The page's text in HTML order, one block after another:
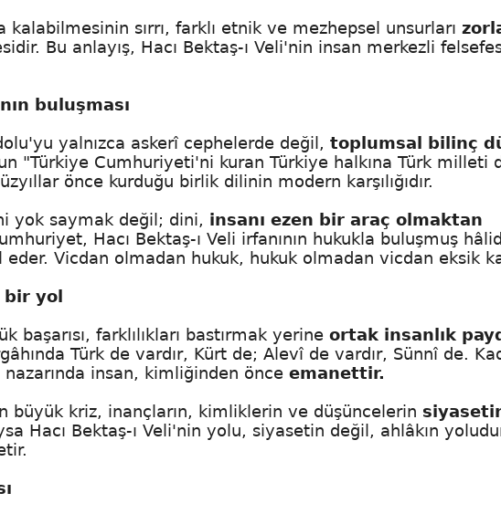
kalabilmesinin sırrı, farklı etnik ve mezhepsel unsurları
Bu anlayış, Hacı Bektaş-ı Veli'nin insan merkezli
buluşması
yalnızca askerî cephelerde değil, toplumsal bilinç
"Türkiye Cumhuriyeti'ni kuran Türkiye halkına Türk milleti
önce kurduğu birlik dilinin modern karşılığıdır.
yok saymak değil; dini, insanı ezen bir araç olmaktan
Hacı Bektaş-ı Veli irfanının hukukla buluşmuş
Vicdan olmadan hukuk, hukuk olmadan vicdan eksik
yol
başarısı, farklılıkları bastırmak yerine ortak insanlık
Türk de vardır, Kürt de; Alevî de vardır, Sünnî de.
insan, kimliğinden önce emanettir.
büyük kriz, inançların, kimliklerin ve düşüncelerin
Hacı Bektaş-ı Veli'nin yolu, siyasetin değil, ahlâkın